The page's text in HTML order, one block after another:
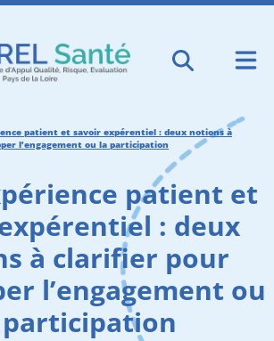
patient et savoir expérentiel : deux notions à
l’engagement ou la participation
patient et
: deux
à clarifier pour
l’engagement ou